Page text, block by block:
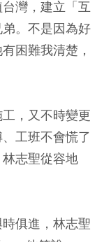
灣，建立「互
。不是因為好
困難我清楚，
，又不時變更
工班不會慌了
志聖從容地
俱進，林志聖